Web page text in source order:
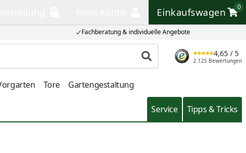
Fachberatung & individuelle Angebote
Einkaufswagen
0
Einkaufswagen
Produkt suchen
4,65 / 5
2.125 Bewertungen
Tore Gartengestaltung
Service Tipps & Tricks